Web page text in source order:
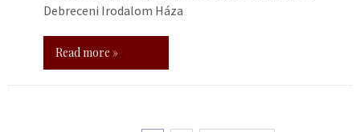
Debreceni Irodalom Háza
Read more »